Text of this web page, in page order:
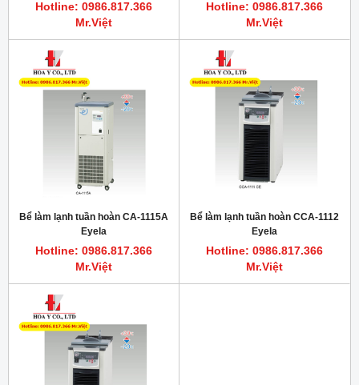
Hotline: 0986.817.366
Mr.Việt
Hotline: 0986.817.366
Mr.Việt
Bể làm lạnh tuần hoàn CA-1115A
Eyela
Hotline: 0986.817.366
Mr.Việt
Bể làm lạnh tuần hoàn CCA-1112
Eyela
Hotline: 0986.817.366
Mr.Việt